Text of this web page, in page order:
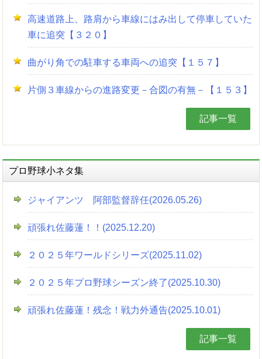
高速道路上、路肩から車線にはみ出して停車していた
車に追突【３２０】
曲がり角での駐車する車両への追突【１５７】
片側３車線からの進路変更－合図の有無－【１５３】
記事一覧
プロ野球小ネタ集
ジャイアンツ 阿部監督辞任(2026.05.26)
頑張れ佐藤蓮！！(2025.12.20)
２０２５年ワールドシリーズ(2025.11.02)
２０２５年プロ野球シーズン終了(2025.10.30)
頑張れ佐藤蓮！残念！戦力外通告(2025.10.01)
記事一覧